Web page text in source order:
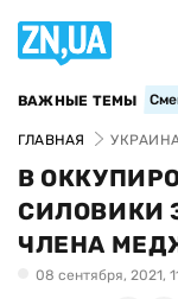
ВАЖНЫЕ ТЕМЫ
ГЛАВНАЯ
В
СИЛОВИКИ
ЧЛЕНА
08 сентября, 2021,